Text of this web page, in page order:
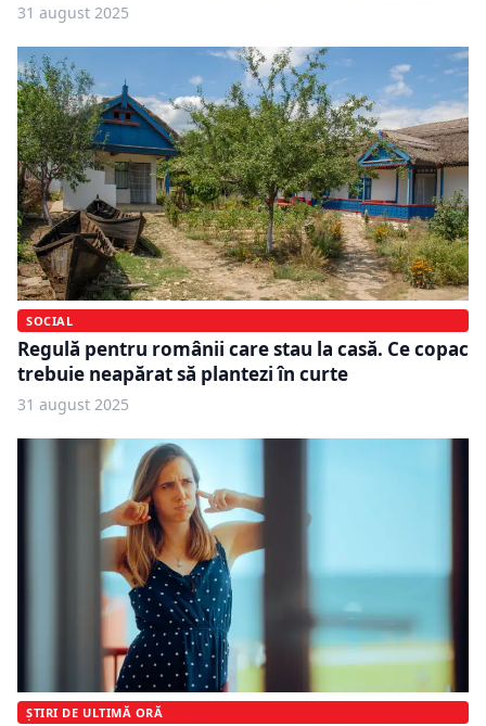
31 august 2025
SOCIAL
Regulă pentru românii care stau la casă. Ce copac
trebuie neapărat să plantezi în curte
31 august 2025
ȘTIRI DE ULTIMĂ ORĂ